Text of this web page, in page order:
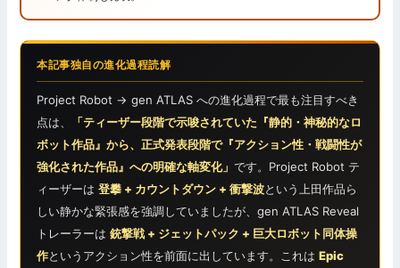
本記事独自の進化過程読解
Project Robot → gen ATLAS への進化過程で最も注目すべき
点は、
「ティーザー段階で示唆されていた『静的・神秘的なロ
ボット作品』から、正式発表段階で『アクション性・戦闘性が
強化された作品』への明確な軸変化」です。Project Robot テ
ィーザーは登攀 + カウントダウン + 衝撃波という上田作品ら
しい静かな緊張感を強調していましたが、gen ATLAS Reveal
トレーラーは銃撃戦 + ジェットパック + 巨大ロボット同体操
作というアクション性を前面に出しています。これはEpic